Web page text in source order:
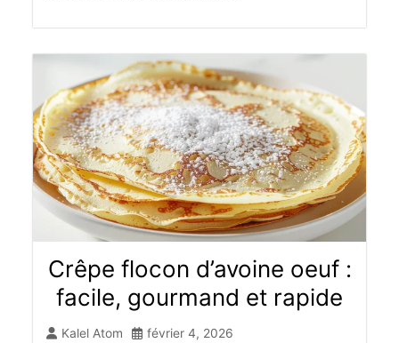
Crêpe flocon d’avoine oeuf :
facile, gourmand et rapide
Kalel Atom février 4, 2026